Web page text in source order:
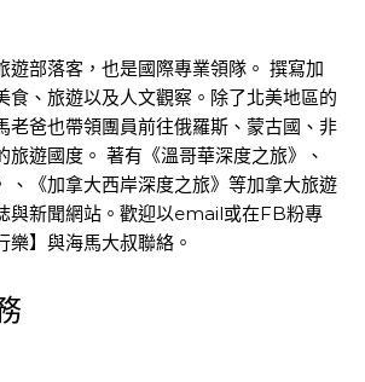
遊部落客，也是國際專業領隊。 撰寫加
食、旅遊以及人文觀察。除了北美地區的
老爸也帶領團員前往俄羅斯、蒙古國、非
旅遊國度。 著有《溫哥華深度之旅》、
、《加拿大西岸深度之旅》等加拿大旅遊
與新聞網站。歡迎以email或在FB粉專
樂】與海馬大叔聯絡。